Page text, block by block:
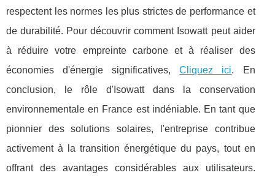
respectent les normes les plus strictes de performance et
de durabilité. Pour découvrir comment Isowatt peut aider
à réduire votre empreinte carbone et à réaliser des
économies d'énergie significatives,Cliquez ici. En
conclusion, le rôle d'Isowatt dans la conservation
environnementale en France est indéniable. En tant que
pionnier des solutions solaires, l'entreprise contribue
activement à la transition énergétique du pays, tout en
offrant des avantages considérables aux utilisateurs.